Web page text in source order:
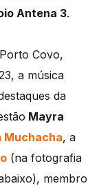
Antena 3.
Covo,
a música
da
Mayra
Muchacha, a
(na fotografia
membro